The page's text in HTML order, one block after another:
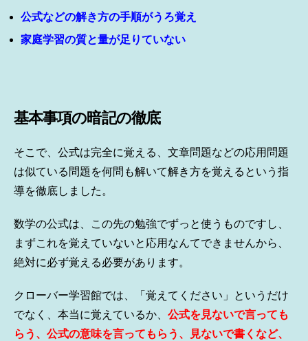
公式などの解き方の手順がうろ覚え
家庭学習の質と量が足りていない
基本事項の暗記の徹底
そこで、公式は完全に覚える、文章問題などの応用問題
は似ている問題を何問も解いて解き方を覚えるという指
導を徹底しました。
数学の公式は、この先の勉強でずっと使うものですし、
まずこれを覚えていないと応用なんてできませんから、
絶対に必ず覚える必要があります。
クローバー学習館では、「覚えてください」というだけ
でなく、本当に覚えているか、 公式を見ないで言っても
らう、公式の意味を言ってもらう、見ないで書くなど、